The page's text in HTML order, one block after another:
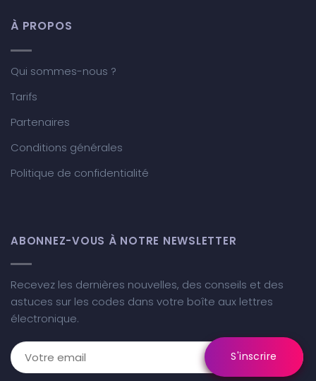
À PROPOS
Qui sommes-nous ?
Tarifs
Partenaires
Conditions générales
Politique de confidentialité
ABONNEZ-VOUS À NOTRE NEWSLETTER
Recevez les dernières nouvelles, des conseils et des
astuces sur les codes dans votre boîte aux lettres
électronique.